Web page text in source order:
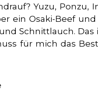
Yuzu, Ponzu,
ein Osaki-Beef
Schnittlauch. Das
für mich das